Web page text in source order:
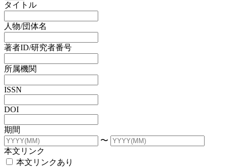
タイトル
人物/団体名
著者ID/研究者番号
所属機関
ISSN
DOI
期間
〜
本文リンク
本文リンクあり